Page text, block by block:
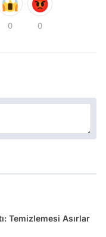
0 0
Temizlemesi Asırlar